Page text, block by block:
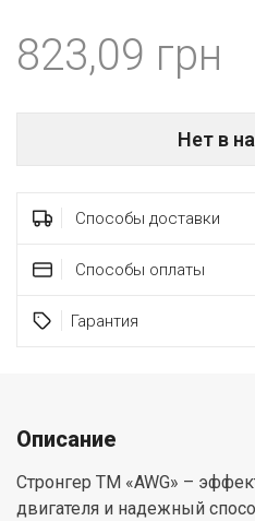
823,09
Нет в
Способы доставки
Способы оплаты
Гарантия
Описание
Стронгер ТМ «AWG» –
двигателя и надежный